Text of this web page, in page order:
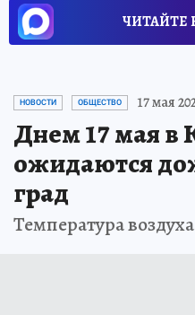
ЧИТАЙТЕ
НОВОСТИ ОБЩЕСТВО 17 мая
Днем 17 мая в
ожидаются
град
Температура